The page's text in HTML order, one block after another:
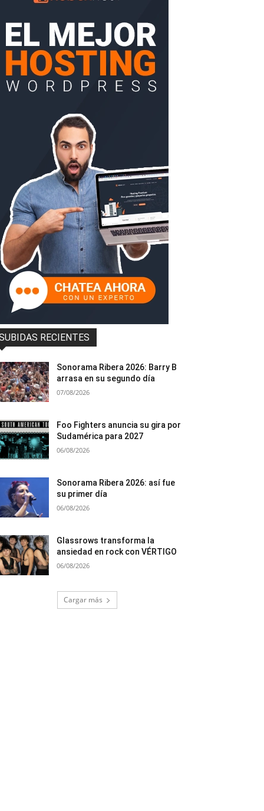
RECIENTES
Sonorama Ribera 2026: Barry B
arrasa en su segundo día
07/08/2026
Foo Fighters anuncia su gira por
Sudamérica para 2027
06/08/2026
Sonorama Ribera 2026: así fue
su primer día
06/08/2026
Glassrows transforma la
ansiedad en rock con VÉRTIGO
06/08/2026
Cargar más